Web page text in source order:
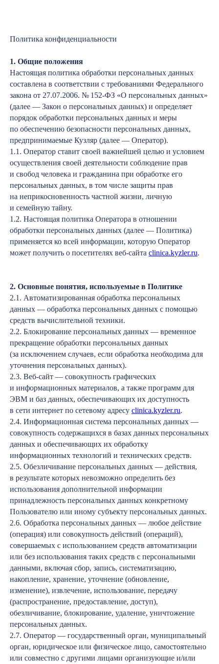
Политика конфиденциальности
1. Общие положения
Настоящая политика обработки персональных данных
составлена в соответствии с требованиями Федерального
закона от 27.07.2006. № 152-ФЗ «О персональных данных»
(далее — Закон о персональных данных) и определяет
порядок обработки персональных данных и меры
по обеспечению безопасности персональных данных,
предпринимаемые Кузляр (далее — Оператор).
1.1. Оператор ставит своей важнейшей целью и условием
осуществления своей деятельности соблюдение прав
и свобод человека и гражданина при обработке его
персональных данных, в том числе защиты прав
на неприкосновенность частной жизни, личную
и семейную тайну.
1.2. Настоящая политика Оператора в отношении
обработки персональных данных (далее — Политика)
применяется ко всей информации, которую Оператор
может получить о посетителях веб-сайта clinica.kyzler.ru.
2. Основные понятия, используемые в Политике
2.1. Автоматизированная обработка персональных
данных — обработка персональных данных с помощью
средств вычислительной техники.
2.2. Блокирование персональных данных — временное
прекращение обработки персональных данных
(за исключением случаев, если обработка необходима для
уточнения персональных данных).
2.3. Веб-сайт — совокупность графических
и информационных материалов, а также программ для
ЭВМ и баз данных, обеспечивающих их доступность
в сети интернет по сетевому адресу clinica.kyzler.ru.
2.4. Информационная система персональных данных —
совокупность содержащихся в базах данных персональных
данных и обеспечивающих их обработку
информационных технологий и технических средств.
2.5. Обезличивание персональных данных — действия,
в результате которых невозможно определить без
использования дополнительной информации
принадлежность персональных данных конкретному
Пользователю или иному субъекту персональных данных.
2.6. Обработка персональных данных — любое действие
(операция) или совокупность действий (операций),
совершаемых с использованием средств автоматизации
или без использования таких средств с персональными
данными, включая сбор, запись, систематизацию,
накопление, хранение, уточнение (обновление,
изменение), извлечение, использование, передачу
(распространение, предоставление, доступ),
обезличивание, блокирование, удаление, уничтожение
персональных данных.
2.7. Оператор — государственный орган, муниципальный
орган, юридическое или физическое лицо, самостоятельно
или совместно с другими лицами организующие и/или